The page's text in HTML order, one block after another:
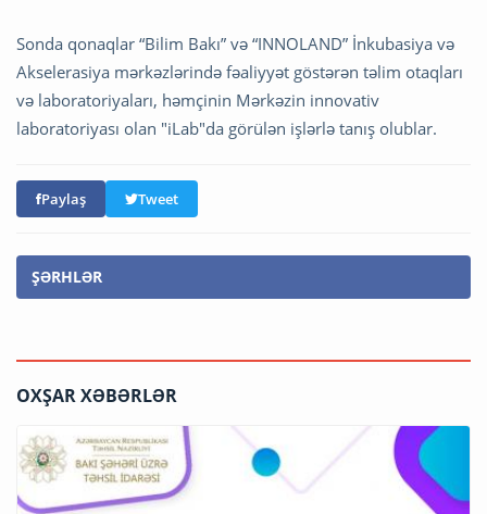
Sonda qonaqlar “Bilim Bakı” və “INNOLAND” İnkubasiya və
Akselerasiya mərkəzlərində fəaliyyət göstərən təlim otaqları
və laboratoriyaları, həmçinin Mərkəzin innovativ
laboratoriyası olan "iLab"da görülən işlərlə tanış olublar.
Paylaş Tweet
ŞƏRHLƏR
OXŞAR XƏBƏRLƏR